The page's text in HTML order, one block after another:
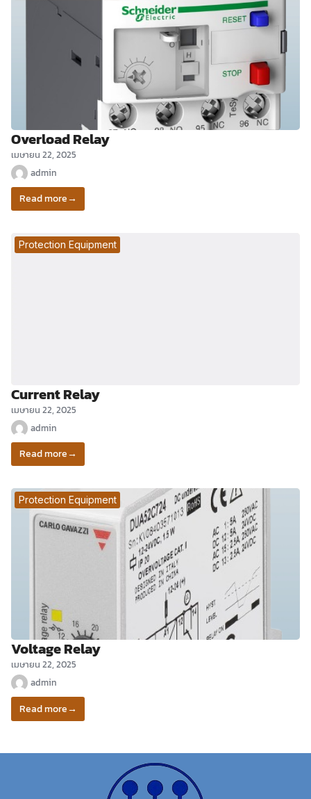
Overload Relay
เมษายน 22, 2025
admin
Read more→
Protection Equipment
Current Relay
เมษายน 22, 2025
admin
Read more→
Protection Equipment
Voltage Relay
เมษายน 22, 2025
admin
Read more→